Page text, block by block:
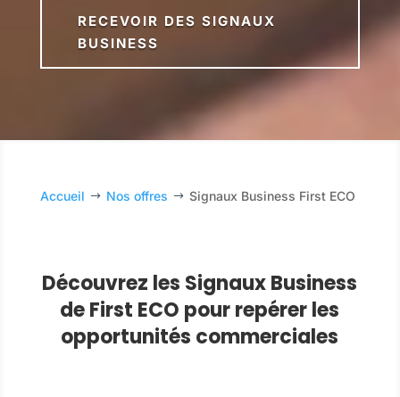
RECEVOIR DES SIGNAUX
BUSINESS
Accueil $ Nos offres $ Signaux Business First ECO
Découvrez les Signaux Business
de First ECO pour repérer les
opportunités commerciales